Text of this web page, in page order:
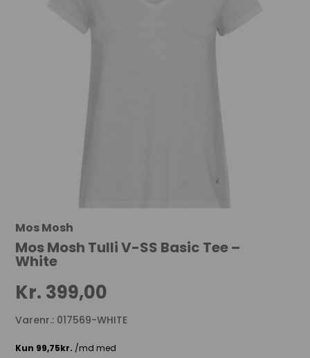
Mos Mosh
Mos Mosh Tulli V-SS Basic Tee –
White
Kr. 399,00
Varenr.: 017569-WHITE